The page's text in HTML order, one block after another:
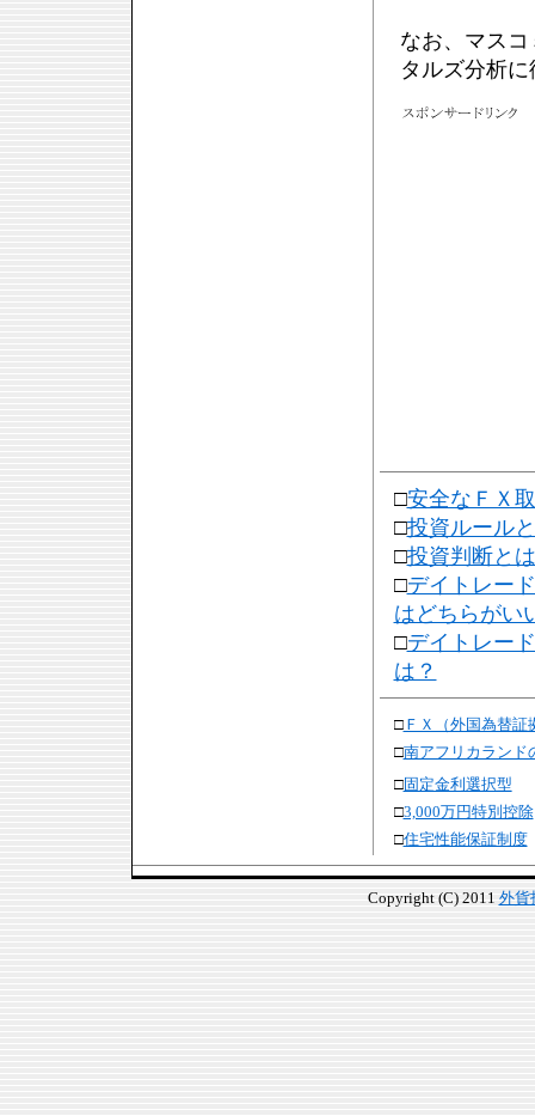
なお、マス
タルズ分析
□安全なＦＸ
□投資ルール
□投資判断と
□デイトレー
はどちらがい
□デイトレー
は？
□ＦＸ（外国為替証
□南アフリカランド
□固定金利選択型
□3,000万円特別控除
□住宅性能保証制度
Copyright (C) 2011 外貨